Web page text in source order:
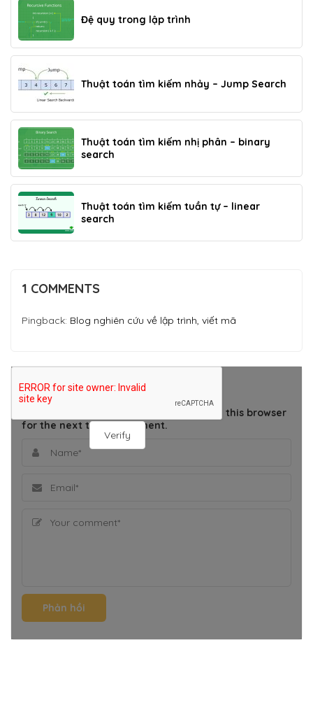
Đệ quy trong lập trình
Thuật toán tìm kiếm nhảy – Jump Search
Thuật toán tìm kiếm nhị phân – binary
search
Thuật toán tìm kiếm tuần tự – linear
search
1 COMMENTS
Pingback: Blog nghiên cứu về lập trình, viết mã
Verify
THÊM BÌNH LUẬN
Save my name, email, and website in this browser
for the next time I comment.